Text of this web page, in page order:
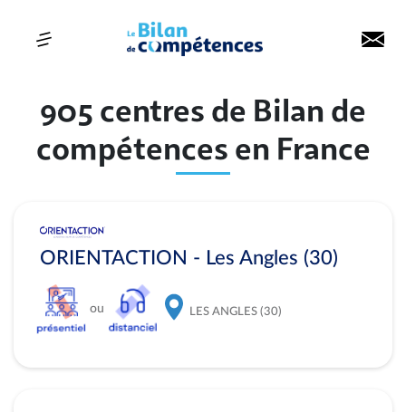
905 centres de Bilan de
compétences en France
ORIENTACTION - Les Angles (30)
ou LES ANGLES (30)